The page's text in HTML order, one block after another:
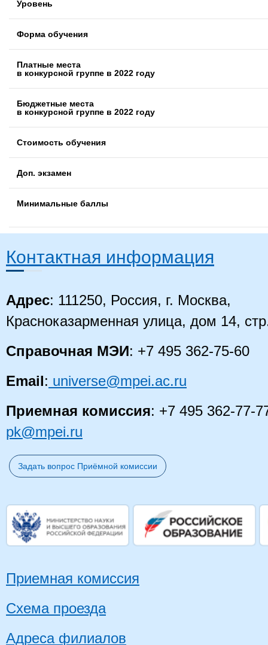
Уровень
Форма обучения
Платные места
в конкурсной группе в 2022 году
Бюджетные места
в конкурсной группе в 2022 году
Стоимость обучения
Доп. экзамен
Минимальные баллы
Контактная информация
Адрес: 111250, Россия, г. Москва,
Красноказарменная улица, дом 14,
Справочная МЭИ: +7 495 362-75-60
Email: universe@mpei.ac.ru
Приемная комиссия: +7 495 362-77-
pk@mpei.ru
Задать вопрос Приёмной комиссии
Приемная комиссия
Схема проезда
Адреса филиалов